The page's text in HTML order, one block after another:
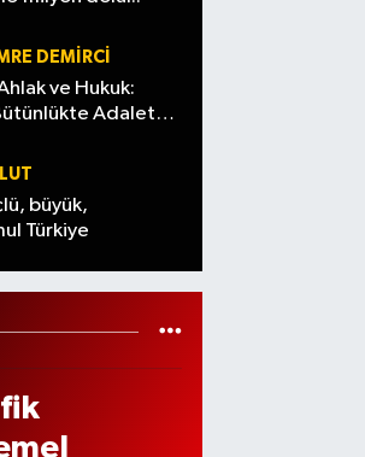
fiyatl
arı
DEMIRCI
ve Hukuk:
Adalet
büyük,
Türkiye